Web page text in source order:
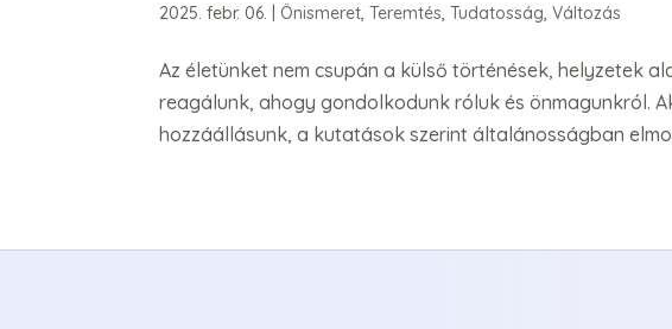
2025. febr. 06. Önismeret ,Teremtés ,Tudatosság ,Változás
Az életünket nem csupán a külső történések, helyzetek
reagálunk, ahogy gondolkodunk róluk és önmagunkról.
hozzáállásunk, a kutatások szerint általánosságban